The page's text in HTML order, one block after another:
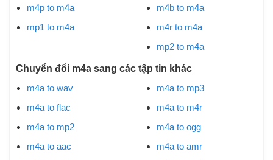
m4p to m4a
mp1 to m4a
m4b to m4a
m4r to m4a
mp2 to m4a
Chuyển đổi m4a sang các tập tin khác
m4a to wav
m4a to flac
m4a to mp2
m4a to aac
m4a to mp3
m4a to m4r
m4a to ogg
m4a to amr